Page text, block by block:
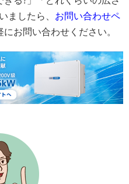
ましたら、 お問い合わせペ
お問い合わせください。